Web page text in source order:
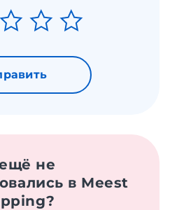
не
в Meest